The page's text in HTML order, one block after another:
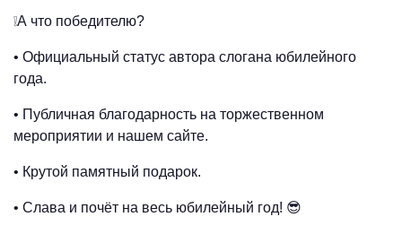
❕А что победителю?
• Официальный статус автора слогана юбилейного
года.
• Публичная благодарность на торжественном
мероприятии и нашем сайте.
• Крутой памятный подарок.
• Слава и почёт на весь юбилейный год! 😎